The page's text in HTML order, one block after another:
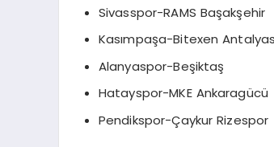
Sivasspor-RAMS Başakşehir
Kasımpaşa-Bitexen
Alanyaspor-Beşiktaş
Hatayspor-MKE Ankaragücü
Pendikspor-Çaykur Rizespor